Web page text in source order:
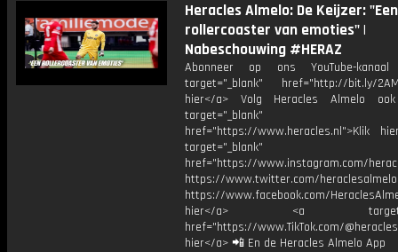
Heracles Almelo: De Keijzer: "Een
rollercoaster van emoties" |
Nabeschouwing #HERAZ
Abonneer op ons YouTube-
target="_blank" href="http://bit.ly/
hier</a> Volg Heracles Almelo
target="_blank"
href="https://www.heracles.nl">Klik
target="_blank"
href="https://www.instagram.com/
https://www.twitter.com/heraclesalmelo
https://www.facebook.com/
hier</a> <a
href="https://www.TikTok.com/
hier</a> 📲 En de Heracles Almelo App